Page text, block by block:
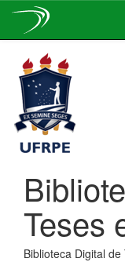
navigation
Teses
Biblioteca Digital